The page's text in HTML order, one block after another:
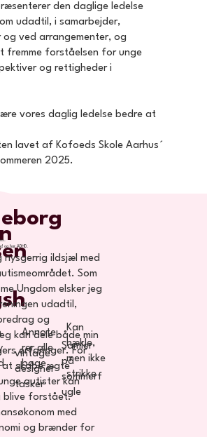
den daglige ledelse
udadtil, i samarbejder,
ved arrangementer, og
fremme forståelsen for unge
og rettigheder i
vores daglig ledelse bedre at
lavet af Kofoeds Skole Aarhus´
2025.
og har ADHD.
nysgerrig ildsjæl med
Som
Ungdom elsker jeg
udadtil,
og
kan dele både min
erfaringer. For
at skabe ægte
autister kan
blive forstået.
med
og brænder for
Annote
rer alle
bøge
Kan
hækle,
men ikke
strikke
vintage
designer
tasker
Samler
på
sommerf
ugle